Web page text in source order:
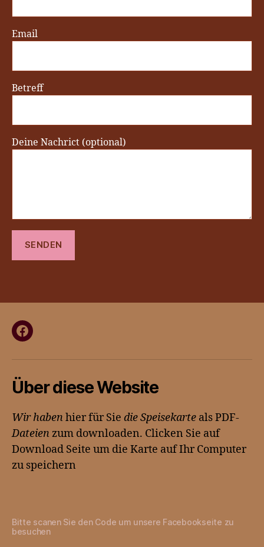
Email
Betreff
Deine Nachrict (optional)
Facebook
Über diese Website
Wir habenhier für Sie die Speisekarte als PDF-
Dateienzum downloaden. Clicken Sie auf
Download Seite um die Karte auf Ihr Computer
zu speichern
Bitte scanen Sie den Code um unsere Facebookseite zu
besuchen